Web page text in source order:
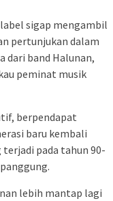
sigap mengambil
pertunjukan dalam
dari band Halunan,
peminat musik
berpendapat
baru kembali
pada tahun 90-
lebih mantap lagi